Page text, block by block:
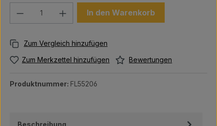
Produkt Anzahl: Gib den
In den Warenkorb
Zum Merkzettel hinzufügen Bewertungen
Produktnummer: FL55206